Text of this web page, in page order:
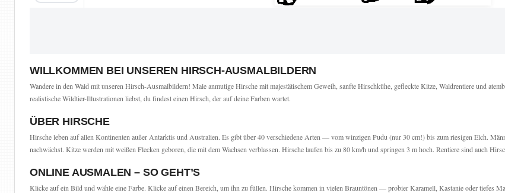
WILLKOMMEN BEI UNSEREN HIRSCH-AUSMALBILDERN
Wandere in den Wald mit unseren Hirsch-Ausmalbildern! Male anmutige Hirsche mit majestätischem Geweih, sanfte Hirschkühe, gefleckte Kitze, Waldrentiere und
realistische Wildtier-Illustrationen liebst, du findest einen Hirsch, der auf deine Farben wartet.
ÜBER HIRSCHE
Hirsche leben auf allen Kontinenten außer Antarktis und Australien. Es gibt über 40 verschiedene Arten — vom winzigen Pudu (nur 30 cm!) bis zum riesigen Elch.
nachwächst. Kitze werden mit weißen Flecken geboren, die mit dem Wachsen verblassen. Hirsche laufen bis zu 80 km/h und springen 3 m hoch. Rentiere sind auch
ONLINE AUSMALEN – SO GEHT’S
Klicke auf ein Bild und wähle eine Farbe. Klicke auf einen Bereich, um ihn zu füllen. Hirsche kommen in vielen Brauntönen — probier Karamell, Kastanie oder tiefes